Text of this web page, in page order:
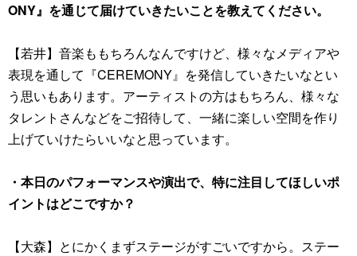
ONY』を通じて届けていきたいことを教えてください。
【若井】音楽ももちろんなんですけど、様々なメディアや
表現を通して『CEREMONY』を発信していきたいなとい
う思いもあります。アーティストの方はもちろん、様々な
タレントさんなどをご招待して、一緒に楽しい空間を作り
上げていけたらいいなと思っています。
・本日のパフォーマンスや演出で、特に注目してほしいポ
イントはどこですか？
【大森】とにかくまずステージがすごいですから。ステー